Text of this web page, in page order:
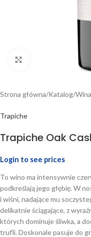
Strona główna/Katalog/Wina
Trapiche
Trapiche Oak
Login to see prices
To wino ma intensywnie
podkreślają jego głębię. W
i wiśni, nadające mu
delikatnie ściągające, z
których dominuje śliwka, a
trufli. Doskonale pasuje do